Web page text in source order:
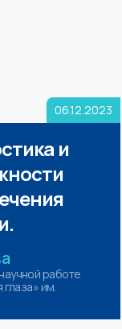
06.12.2023
и
работе
им.